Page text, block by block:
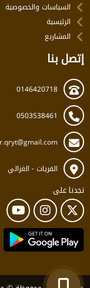
السياسات والخصوصية
الرئيسية
المشاريع
إتصل بنا
0146420718
0503538461
القريات - الغزالي
تجدنا على